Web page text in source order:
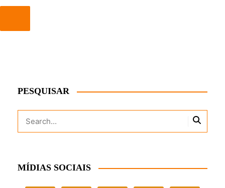
PESQUISAR
MÍDIAS SOCIAIS